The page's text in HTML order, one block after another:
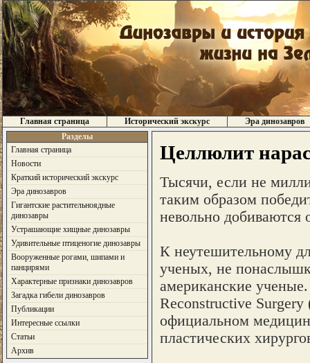
Главная страница Исторический экскурс
Эра динозавров
Разделы
Главная страница
Новости
Краткий исторический экскурс
Эра динозавров
Гигантские растительноядные
динозавры
Устрашающие хищные динозавры
Удивительные птиценогие динозавры
Вооруженные рогами, шипами и
панцирями
Характерные признаки динозавров
Загадка гибели динозавров
Публикации
Интересные ссылки
Статьи
Архив
Целлюлит
Тысячи, если не
таким образом
невольно добиваются
К неутешительному
ученых, не
американские
Reconstructive Surgery
официальном
пластических